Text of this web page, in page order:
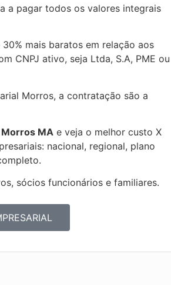
a pagar todos os valores integrais
mais baratos em relação aos
CNPJ ativo, seja Ltda, S.A, PME ou
Morros, a contratação são a
Morros MA e veja o melhor custo X
nacional, regional, plano
sócios funcionários e familiares.